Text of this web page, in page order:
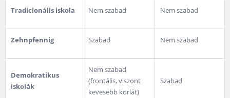
Tradicionális iskola Nem szabad Nem szabad
Zehnpfennig Szabad Nem szabad
Demokratikus
iskolák
Nem szabad
(frontális, viszont
kevesebb korlát)
Szabad